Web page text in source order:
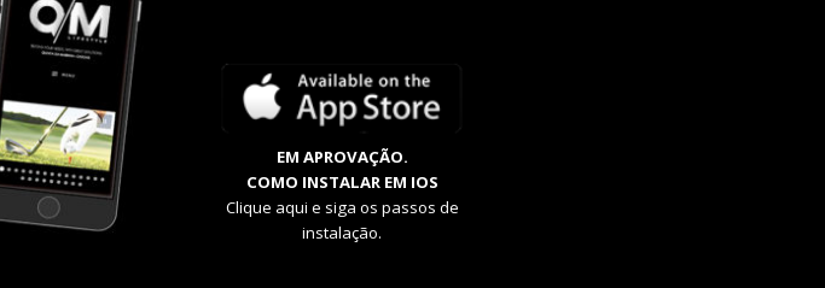
EM APROVAÇÃO.
COMO INSTALAR EM IOS
Clique aqui e siga os passos de
instalação.